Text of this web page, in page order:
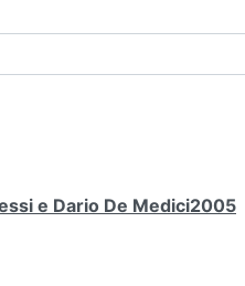
e Dario De Medici2005